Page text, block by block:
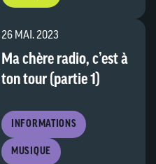
26 MAI. 2023
Ma chère radio, c’est à
ton tour (partie 1)
INFORMATIONS
MUSIQUE